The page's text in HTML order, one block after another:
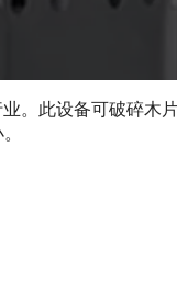
。此设备可破碎木